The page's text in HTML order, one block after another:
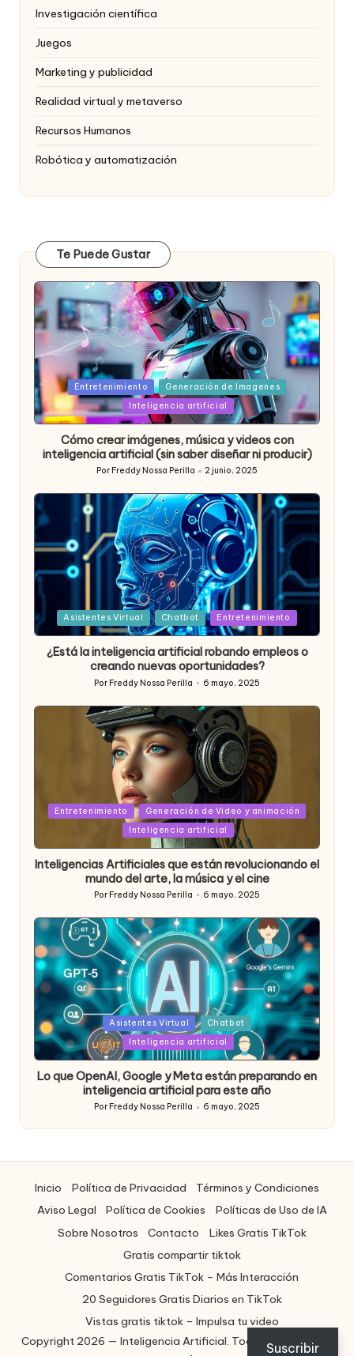
Investigación científica
Juegos
Marketing y publicidad
Realidad virtual y metaverso
Recursos Humanos
Robótica y automatización
Te Puede Gustar
Posted
in
Entretenimiento
Generación de Imagenes
Inteligencia artificial
Cómo crear imágenes, música y videos con
inteligencia artificial (sin saber diseñar ni producir)
Publicado
por
Por Freddy Nossa Perilla 2 junio, 2025
Posted
in
Asistentes Virtual Chatbot Entretenimiento
¿Está la inteligencia artificial robando empleos o
creando nuevas oportunidades?
Publicado
Por Freddy Nossa Perilla 6 mayo, 2025
Posted
Entretenimiento
Generación de Video y animación
Inteligencia artificial
Inteligencias Artificiales que están revolucionando el
mundo del arte, la música y el cine
Publicado
por
Por Freddy Nossa Perilla 6 mayo, 2025
Posted
in
Asistentes Virtual
Chatbot
Inteligencia artificial
Lo que OpenAI, Google y Meta están preparando en
inteligencia artificial para este año
Publicado
por
Por Freddy Nossa Perilla 6 mayo, 2025
Inicio Política de Privacidad
Términos y Condiciones
Aviso Legal
Política de Cookies
Políticas de Uso de IA
Sobre Nosotros
Contacto
Likes Gratis TikTok
Gratis compartir tiktok
Comentarios Gratis TikTok – Más Interacción
20 Seguidores Gratis Diarios en TikTok
Vistas gratis tiktok – Impulsa tu video
Copyright 2026 — Inteligencia Artificial. Todos los derechos
Suscribir
ES